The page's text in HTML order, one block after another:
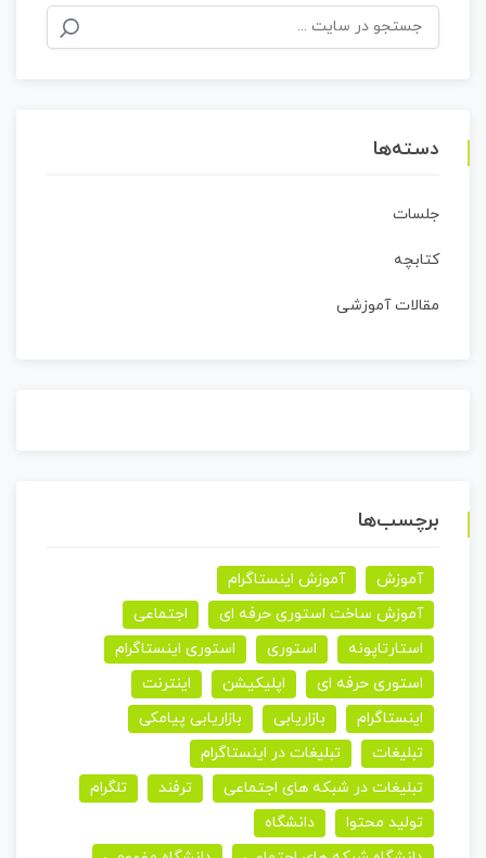
جستجو
برای:
دسته‌ها
جلسات
کتابچه
مقالات آموزشی
برچسب‌ها
آموزش
آموزش اینستاگرام
آموزش ساخت استوری حرفه ای
اجتماعی
استارتاپونه
استوری
استوری اینستاگرام
استوری حرفه ای
اپلیکیشن
اینترنت
اینستاگرام
بازاریابی
بازاریابی پیامکی
تبلیغات
تبلیغات در اینستاگرام
تبلیغات در شبکه های اجتماعی
ترفند
تلگرام
تولید محتوا
دانشگاه